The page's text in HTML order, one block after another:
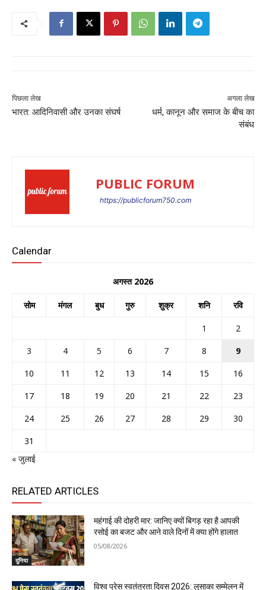
पिछला लेख
भारत: आदिनिवासी और उनका संघर्ष
अगला लेख
धर्म, कानून और समाज के बीच का
संबंध
PUBLIC FORUM
https://publicforum750.com
Calendar
अगस्त 2026
सोम मंगल बुध गुरु शुक्र शनि रवि
1
2
3
4 5 6 7 8
9
10
11 12 13 14 15
16
17
18 19 20 21 22
23
24
25 26 27 28 29
30
31
« जुलाई
RELATED ARTICLES
दुनिया
महंगाई की दोहरी मार: जानिए क्यों बिगड़ रहा है आपकी
रसोई का बजट और आने वाले दिनों में क्या होंगे हालात
05/08/2026
विश्व प्रेस स्वतंत्रता दिवस 2026: लुसाका सम्मेलन में